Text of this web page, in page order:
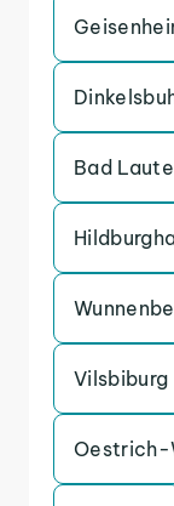
Bad
Vilsbiburg
Oestrich-